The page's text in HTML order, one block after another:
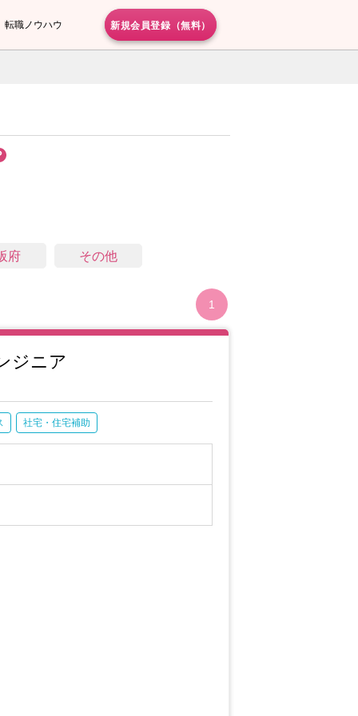
転職ノウハウ 新規会員登録（無料）
府 その他
1
ジニア
社宅・住宅補助